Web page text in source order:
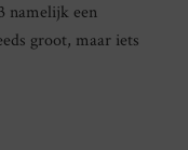
namelijk een
groot, maar iets